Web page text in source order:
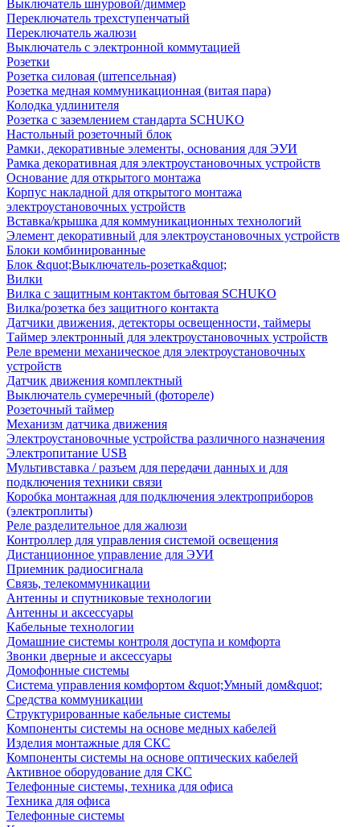
Выключатель шнуровой/диммер
Переключатель трехступенчатый
Переключатель жалюзи
Выключатель с электронной коммутацией
Розетки
Розетка силовая (штепсельная)
Розетка медная коммуникационная (витая пара)
Колодка удлинителя
Розетка с заземлением стандарта SCHUKO
Настольный розеточный блок
Рамки, декоративные элементы, основания для ЭУИ
Рамка декоративная для электроустановочных устройств
Основание для открытого монтажа
Корпус накладной для открытого монтажа
электроустановочных устройств
Вставка/крышка для коммуникационных технологий
Элемент декоративный для электроустановочных устройств
Блоки комбинированные
Блок &quot;Выключатель-розетка&quot;
Вилки
Вилка с защитным контактом бытовая SCHUKO
Вилка/розетка без защитного контакта
Датчики движения, детекторы освещенности, таймеры
Таймер электронный для электроустановочных устройств
Реле времени механическое для электроустановочных
устройств
Датчик движения комплектный
Выключатель сумеречный (фотореле)
Розеточный таймер
Механизм датчика движения
Электроустановочные устройства различного назначения
Электропитание USB
Мультивставка / разъем для передачи данных и для
подключения техники связи
Коробка монтажная для подключения электроприборов
(электроплиты)
Реле разделительное для жалюзи
Контроллер для управления системой освещения
Дистанционное управление для ЭУИ
Приемник радиосигнала
Связь, телекоммуникации
Антенны и спутниковые технологии
Антенны и аксессуары
Кабельные технологии
Домашние системы контроля доступа и комфорта
Звонки дверные и аксессуары
Домофонные системы
Система управления комфортом &quot;Умный дом&quot;
Средства коммуникации
Структурированные кабельные системы
Компоненты системы на основе медных кабелей
Изделия монтажные для СКС
Компоненты системы на основе оптических кабелей
Активное оборудование для СКС
Телефонные системы, техника для офиса
Техника для офиса
Телефонные системы